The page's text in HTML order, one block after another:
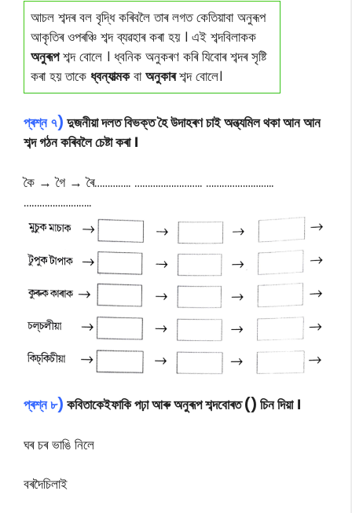
আচল শব্দৰ বল বৃদ্ধি কৰিবলৈ তাৰ লগত কেতিয়াবা অনুৰূপ
আকৃতিৰ ওপৰঞ্চি শব্দ ব্যৱহাৰ কৰা হয় । এই শব্দবিলাকক
অনুৰূপশব্দ বোলে । ধ্বনিক অনুকৰণ কৰি যিবোৰ শব্দৰ সৃষ্টি
কৰা হয় তাকে ধ্বন্যাত্মকবাঅনুকাৰশব্দ বোলে।
প্ৰশ্ন ৭) দুজনীয়া দলত বিভক্ত হৈ উদাহৰণ চাই অন্ত্যমিল থকা আন আন
শব্দ গঠন কৰিবলৈ চেষ্টা কৰা ।
কৈ → গৈ → ৰৈ………….. …………………….. ……………………..
……………………..
প্ৰশ্ন ৮) কবিতাকেইফাকি পঢ়া আৰু অনুৰূপ শব্দবোৰত () চিন দিয়া ।
ঘৰ চৰ ভাঙি নিলে
বৰদৈচিলাই